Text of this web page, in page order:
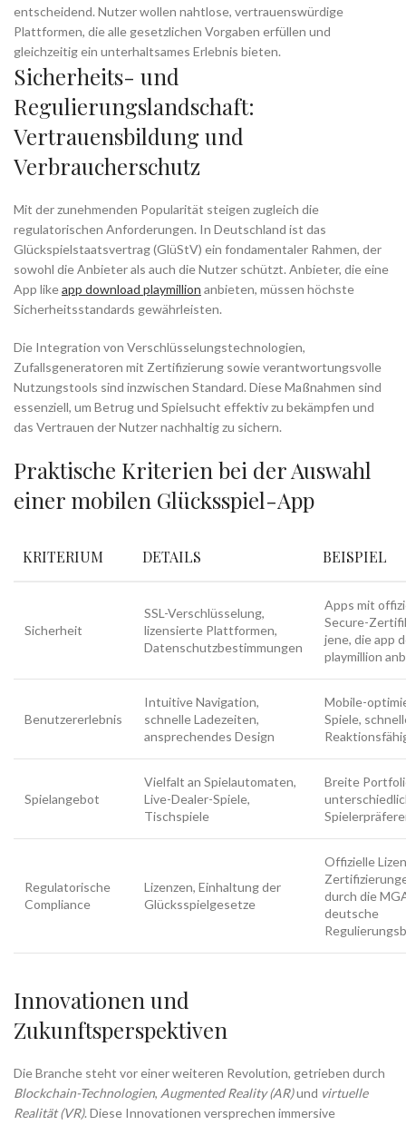
entscheidend. Nutzer wollen nahtlose, vertrauenswürdige
Plattformen, die alle gesetzlichen Vorgaben erfüllen und
gleichzeitig ein unterhaltsames Erlebnis bieten.
Sicherheits- und
Regulierungslandschaft:
Vertrauensbildung und
Verbraucherschutz
Mit der zunehmenden Popularität steigen zugleich die
regulatorischen Anforderungen. In Deutschland ist das
Glückspielstaatsvertrag (GlüStV) ein fondamentaler Rahmen, der
sowohl die Anbieter als auch die Nutzer schützt. Anbieter, die eine
App likeapp download playmillion anbieten, müssen höchste
Sicherheitsstandards gewährleisten.
Die Integration von Verschlüsselungstechnologien,
Zufallsgeneratoren mit Zertifizierung sowie verantwortungsvolle
Nutzungstools sind inzwischen Standard. Diese Maßnahmen sind
essenziell, um Betrug und Spielsucht effektiv zu bekämpfen und
das Vertrauen der Nutzer nachhaltig zu sichern.
Praktische Kriterien bei der Auswahl
einer mobilen Glücksspiel-App
KRITERIUM DETAILS BEISPIEL
Sicherheit
SSL-Verschlüsselung,
lizensierte Plattformen,
Datenschutzbestimmungen
Apps mit
Secure-
jene, die app
playmillion
Benutzererlebnis
Intuitive Navigation,
schnelle Ladezeiten,
ansprechendes Design
Mobile-
Spiele,
Spielangebot
Vielfalt an Spielautomaten,
Live-Dealer-Spiele,
Tischspiele
Breite
Regulatorische
Compliance
Lizenzen, Einhaltung der
Glücksspielgesetze
Offizielle
durch die
deutsche
Innovationen und
Zukunftsperspektiven
Die Branche steht vor einer weiteren Revolution, getrieben durch
Blockchain-Technologien, Augmented Reality (AR)und virtuelle
Realität (VR). Diese Innovationen versprechen immersive